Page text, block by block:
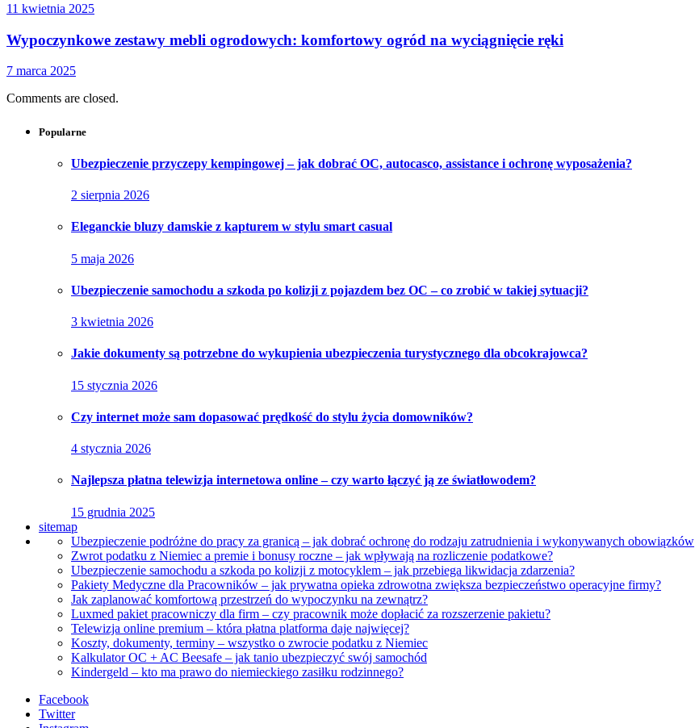
11 kwietnia 2025
Wypoczynkowe zestawy mebli ogrodowych: komfortowy ogród na wyciągnięcie ręki
7 marca 2025
Comments are closed.
Popularne
Ubezpieczenie przyczepy kempingowej – jak dobrać OC, autocasco, assistance i ochronę wyposażenia?
2 sierpnia 2026
Eleganckie bluzy damskie z kapturem w stylu smart casual
5 maja 2026
Ubezpieczenie samochodu a szkoda po kolizji z pojazdem bez OC – co zrobić w takiej sytuacji?
3 kwietnia 2026
Jakie dokumenty są potrzebne do wykupienia ubezpieczenia turystycznego dla obcokrajowca?
15 stycznia 2026
Czy internet może sam dopasować prędkość do stylu życia domowników?
4 stycznia 2026
Najlepsza płatna telewizja internetowa online – czy warto łączyć ją ze światłowodem?
15 grudnia 2025
sitemap
Ubezpieczenie podróżne do pracy za granicą – jak dobrać ochronę do rodzaju zatrudnienia i wykonywanych obowiązków
Zwrot podatku z Niemiec a premie i bonusy roczne – jak wpływają na rozliczenie podatkowe?
Ubezpieczenie samochodu a szkoda po kolizji z motocyklem – jak przebiega likwidacja zdarzenia?
Pakiety Medyczne dla Pracowników – jak prywatna opieka zdrowotna zwiększa bezpieczeństwo operacyjne firmy?
Jak zaplanować komfortową przestrzeń do wypoczynku na zewnątrz?
Luxmed pakiet pracowniczy dla firm – czy pracownik może dopłacić za rozszerzenie pakietu?
Telewizja online premium – która płatna platforma daje najwięcej?
Koszty, dokumenty, terminy – wszystko o zwrocie podatku z Niemiec
Kalkulator OC + AC Beesafe – jak tanio ubezpieczyć swój samochód
Kindergeld – kto ma prawo do niemieckiego zasiłku rodzinnego?
Facebook
Twitter